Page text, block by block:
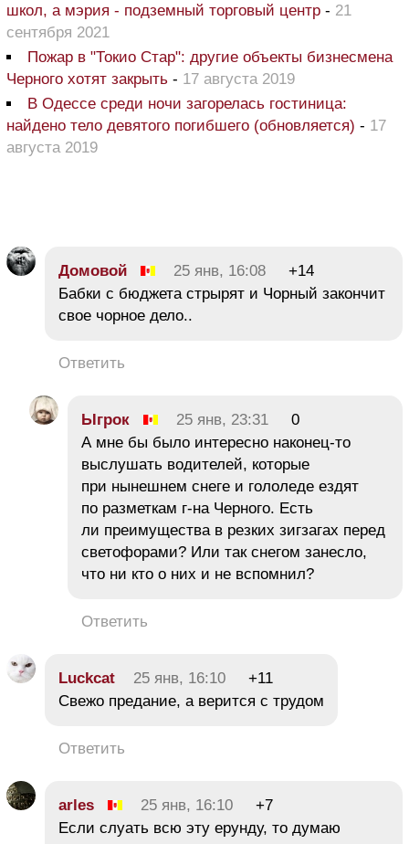
школ, а мэрия - подземный торговый центр - 21
сентября 2021
Пожар в "Токио Стар": другие объекты бизнесмена
Черного хотят закрыть - 17 августа 2019
В Одессе среди ночи загорелась гостиница:
найдено тело девятого погибшего (обновляется) - 17
августа 2019
Домовой 25 янв, 16:08
+14
Бабки с бюджета стрырят и Чорный закончит
свое чорное дело..
Ответить
Ыгрок 25 янв, 23:31
0
А мне бы было интересно наконец-то
выслушать водителей, которые
при нынешнем снеге и гололеде ездят
по разметкам г-на Черного. Есть
ли преимущества в резких зигзагах перед
светофорами? Или так снегом занесло,
что ни кто о них и не вспомнил?
Ответить
Luckcat 25 янв, 16:10
+11
Свежо предание, а верится с трудом
Ответить
arles 25 янв, 16:10
+7
Если слуать всю эту ерунду, то думаю